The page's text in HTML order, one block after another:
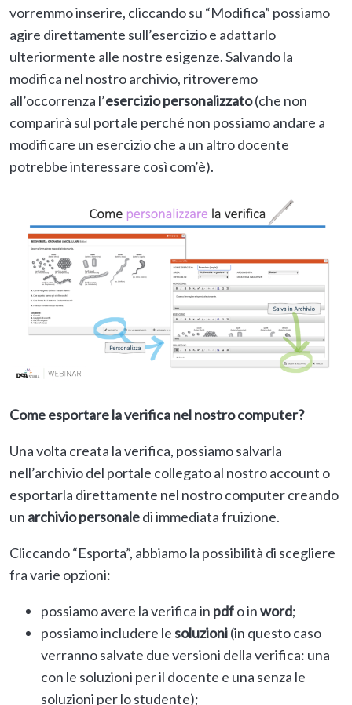
vorremmo inserire, cliccando su “Modifica” possiamo
agire direttamente sull’esercizio e adattarlo
ulteriormente alle nostre esigenze. Salvando la
modifica nel nostro archivio, ritroveremo
all’occorrenza l’esercizio personalizzato(che non
comparirà sul portale perché non possiamo andare a
modificare un esercizio che a un altro docente
potrebbe interessare così com’è).
Come esportare la verifica nel nostro computer?
Una volta creata la verifica, possiamo salvarla
nell’archivio del portale collegato al nostro account o
esportarla direttamente nel nostro computer creando
un archivio personaledi immediata fruizione.
Cliccando “Esporta”, abbiamo la possibilità di scegliere
fra varie opzioni:
possiamo avere la verifica in pdfo inword;
possiamo includere lesoluzioni(in questo caso
verranno salvate due versioni della verifica: una
con le soluzioni per il docente e una senza le
soluzioni per lo studente);